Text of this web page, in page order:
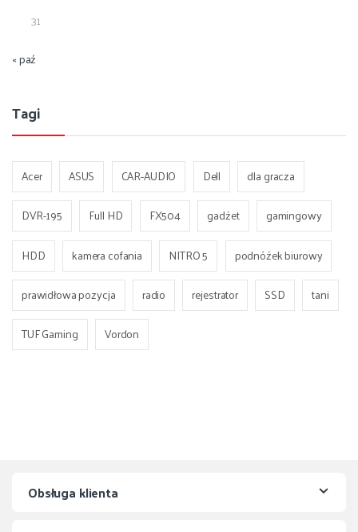
31
« paź
Tagi
Acer ASUS CAR-AUDIO Dell
dla gracza
DVR-195
Full HD FX504 gadżet
gamingowy
HDD
kamera cofania NITRO 5
podnóżek biurowy
prawidłowa pozycja
radio rejestrator SSD
tani
TUF Gaming
Vordon
Obsługa klienta